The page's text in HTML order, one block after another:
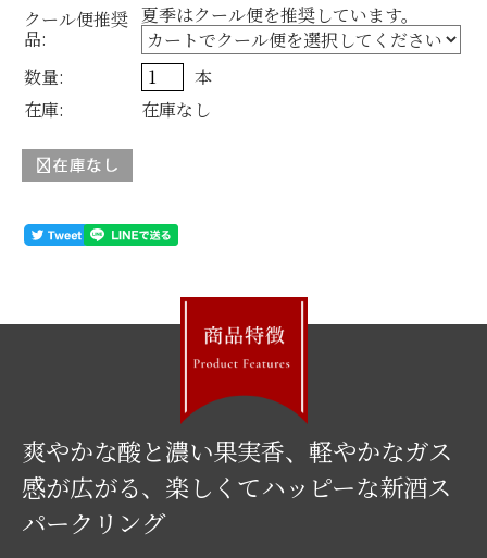
クール便推奨
品:
夏季はクール便を推奨しています。
数量:
本
在庫:
在庫なし
爽やかな酸と濃い果実香、軽やかなガス
感が広がる、楽しくてハッピーな新酒ス
パークリング